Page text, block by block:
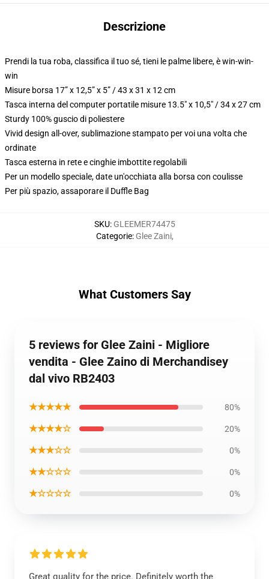
Descrizione
Prendi la tua roba, classifica il tuo sé, tieni le palme libere, è win-win-
win
Misure borsa 17” x 12,5” x 5” / 43 x 31 x 12 cm
Tasca interna del computer portatile misure 13.5" x 10,5" / 34 x 27 cm
Sturdy 100% guscio di poliestere
Vivid design all-over, sublimazione stampato per voi una volta che
ordinate
Tasca esterna in rete e cinghie imbottite regolabili
Per un modello speciale, date un'occhiata alla borsa con coulisse
Per più spazio, assaporare il Duffle Bag
SKU: GLEEMER74475
Categorie: Glee Zaini,
What Customers Say
5 reviews for Glee Zaini - Migliore
vendita - Glee Zaino di Merchandisey
dal vivo RB2403
★★★★★ 80%
★★★★☆ 20%
★★★☆☆ 0%
★★☆☆☆ 0%
★☆☆☆☆ 0%
Great quality for the price. Definitely worth the